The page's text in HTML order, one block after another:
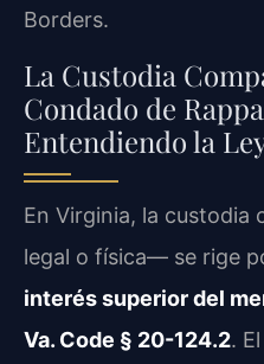
Borders.
La Custodia
Condado de
Entendiendo la
En Virginia, la
legal o física— se rige
interés superior del
Va. Code § 20-124.2.